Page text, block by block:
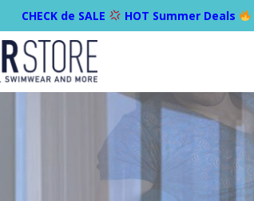
CHECK de SALE HOT Summer Deals